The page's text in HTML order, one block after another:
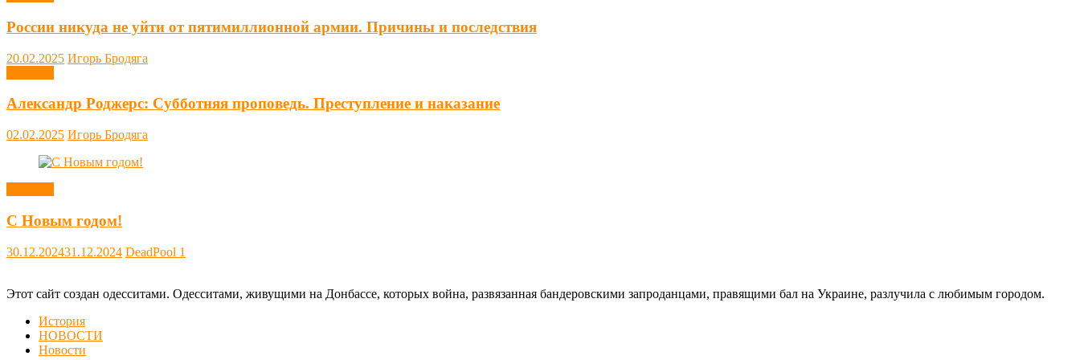
России никуда не уйти от пятимиллионной армии. Причины и последствия
20.02.2025 Игорь Бродяга
Александр Роджерс: Субботняя проповедь. Преступление и наказание
02.02.2025 Игорь Бродяга
С Новым годом!
30.12.202431.12.2024 DeadPool 1
Этот сайт создан одесситами. Одесситами, живущими на Донбассе, которых война, развязанная бандеровскими запроданцами, правящими бал на Украине, разлучила с любимым городом.
История
НОВОСТИ
Новости